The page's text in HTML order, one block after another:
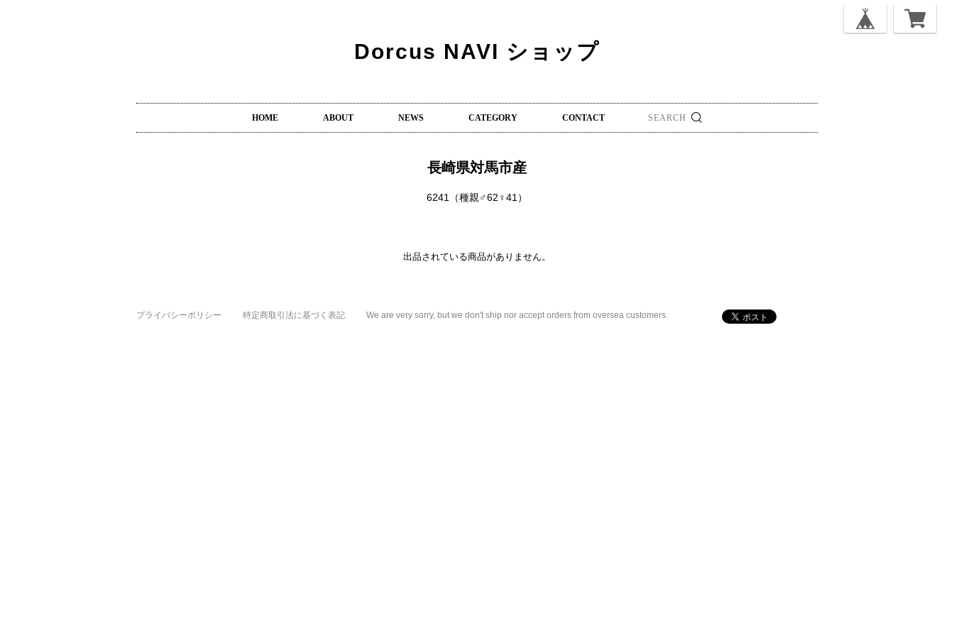
Dorcus NAVI ショップ
HOME ABOUT NEWS CATEGORY CONTACT
長崎県対馬市産
6241（種親♂62♀41）
出品されている商品がありません。
プライバシーポリシー 特定商取引法に基づく表記 We are very sorry, but we don't ship nor accept orders from oversea customers.